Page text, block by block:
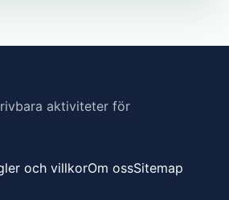
aktiviteter för
och villkorOm ossSitemap